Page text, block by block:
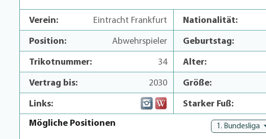
Verein: Eintracht Frankfurt
Position: Abwehrspieler
Trikotnummer: 34
Vertrag bis: 2030
Links:
Nationalität:
Geburtstag:
Alter:
Größe:
Starker Fuß:
Mögliche Positionen
1. Bundesliga